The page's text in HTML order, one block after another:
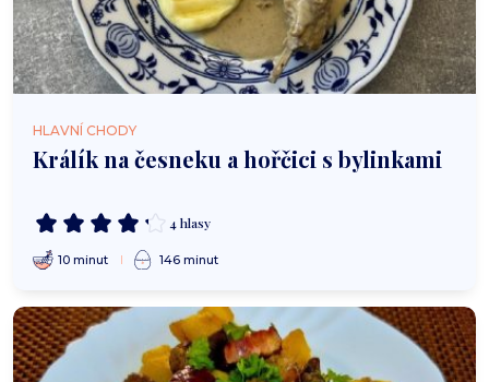
HLAVNÍ CHODY
Králík na česneku a hořčici s bylinkami
4 hlasy
10 minut 146 minut